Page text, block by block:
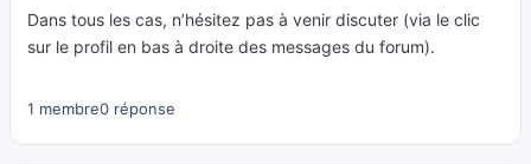
Dans tous les cas, n’hésitez pas à venir discuter (via le clic
sur le profil en bas à droite des messages du forum).
1 membre0 réponse